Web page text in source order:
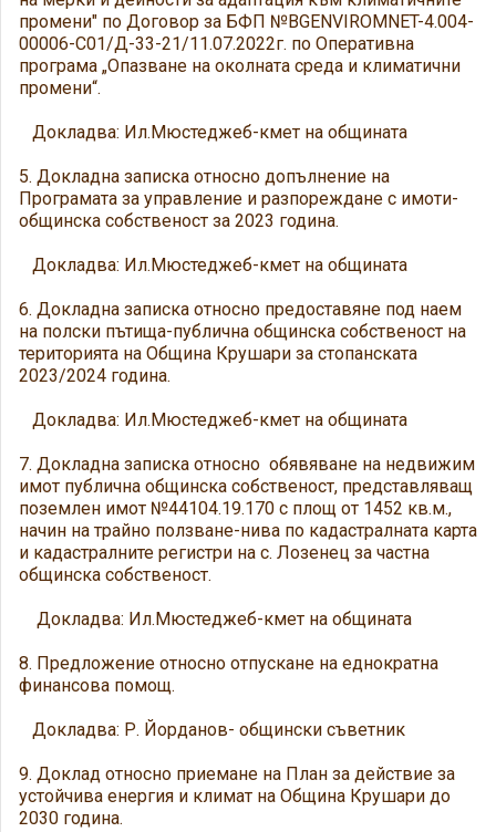
промени" по Договор за БФП №BGENVIROMNET-4.004-
00006-C01/Д-33-21/11.07.2022г. по Оперативна
програма „Опазване на околната среда и климатични
промени“.
Докладва: Ил.Мюстеджеб-кмет на общината
5. Докладна записка относно допълнение на
Програмата за управление и разпореждане с имоти-
общинска собственост за 2023 година.
Докладва: Ил.Мюстеджеб-кмет на общината
6. Докладна записка относно предоставяне под наем
на полски пътища-публична общинска собственост на
територията на Община Крушари за стопанската
2023/2024 година.
Докладва: Ил.Мюстеджеб-кмет на общината
7. Докладна записка относно обявяване на недвижим
имот публична общинска собственост, представляващ
поземлен имот №44104.19.170 с площ от 1452 кв.м.,
начин на трайно ползване-нива по кадастралната карта
и кадастралните регистри на с. Лозенец за частна
общинска собственост.
Докладва: Ил.Мюстеджеб-кмет на общината
8. Предложение относно отпускане на еднократна
финансова помощ.
Докладва: Р. Йорданов- общински съветник
9. Доклад относно приемане на План за действие за
устойчива енергия и климат на Община Крушари до
2030 година.